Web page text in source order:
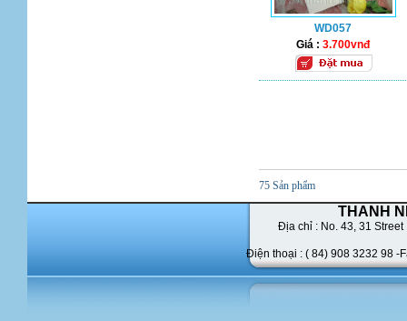
WD057
Giá :3.700vnđ
75 Sản phẩm
THANH
Địa chỉ : No. 43, 31 Street
Điện thoại : ( 84) 908 3232 98 -